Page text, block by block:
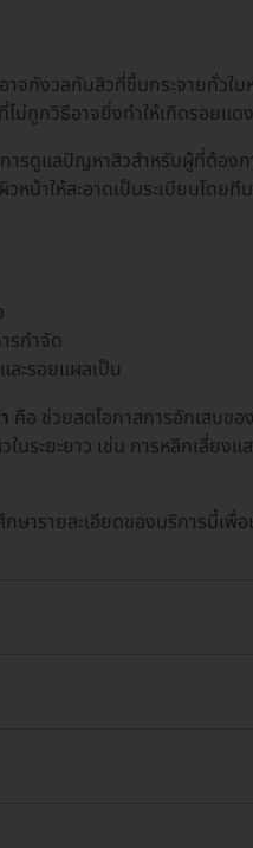
าจกังวลกับสิวที่ขึ้นกระจายทั่วใ
ม่ถูกวิธีอาจยิ่งทำให้เกิดรอยแ
ารดูแลปัญหาสิวสำหรับผู้ที่ต้องก
น้าให้สะอาดเป็นระเบียบโดย
รกำจัด
ละรอยแผลเป็น
คือ ช่วยลดโอกาสการอักเสบข
นระยะยาว เช่น การหลีกเลี่
ารายละเอียดของบริการนี้เพื่